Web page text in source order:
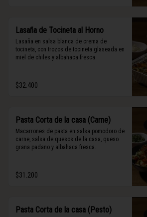
Lasaña de Tocineta al Horno
Lasaña en salsa blanca de crema de
tocineta, con trozos de tocineta glaseada en
miel de chiles y albahaca fresca.
$32.400
Pasta Corta de la casa (Carne)
Macarrones de pasta en salsa pomodoro de
carne, salsa de quesos de la casa, queso
grana padano y albahaca fresca.
$31.200
Pasta Corta de la casa (Pesto)